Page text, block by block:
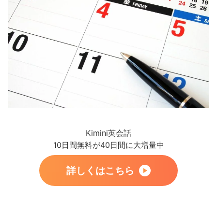
Kimini英会話
10日間無料が40日間に大増量中
詳しくはこちら